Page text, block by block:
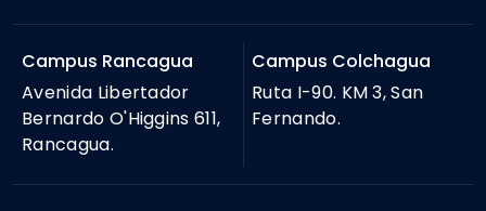
Campus Rancagua
Avenida Libertador
Bernardo O'Higgins 611,
Rancagua.
Campus Colchagua
Ruta I-90. KM 3, San
Fernando.